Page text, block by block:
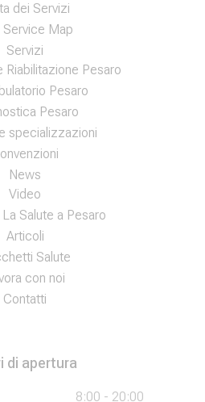
dei Servizi
Service Map
Servizi
Riabilitazione Pesaro
Pesaro
Pesaro
specializzazioni
News
Video
Salute a Pesaro
Articoli
Salute
con noi
Contatti
di apertura
8:00 - 20:00